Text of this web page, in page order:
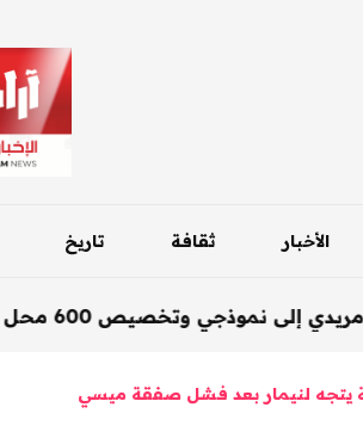
الأخبار ثقافة تاريخ
600 محل للمتجاوزين
يتجه لنيمار بعد فشل صفقة ميسي